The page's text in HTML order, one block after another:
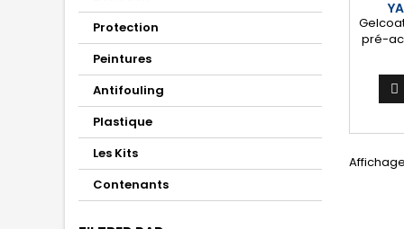
Protection
Peintures
Antifouling
Plastique
Les Kits
Contenants
pré-
être
